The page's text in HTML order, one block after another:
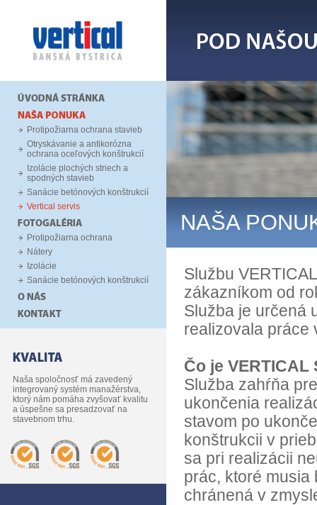
Protipožiarna ochrana stavieb
Otryskávanie a antikorózna
ochrana oceľových konštrukcií
Izolácie plochých striech a
spodných stavieb
Sanácie betónových konštrukcií
Vertical servis
Protipožiarna ochrana
Nátery
Izolácie
Sanácie betónových konštrukcií
Naša spoločnosť má zavedený
integrovaný systém manažérstva,
ktorý nám pomáha zvyšovať kvalitu
a úspešne sa presadzovať na
stavebnom trhu.
NAŠA
Službu
zákazníkom od
Služba je určená
realizovala práce
Čo je VERTICAL
Služba zahŕňa
ukončenia
stavom po
konštrukcii v
sa pri realizácii
prác, ktoré
chránená v